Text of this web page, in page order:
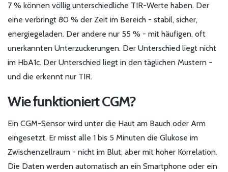
7 % können völlig unterschiedliche TIR-Werte haben. Der
eine verbringt 80 % der Zeit im Bereich - stabil, sicher,
energiegeladen. Der andere nur 55 % - mit häufigen, oft
unerkannten Unterzuckerungen. Der Unterschied liegt nicht
im HbA1c. Der Unterschied liegt in den täglichen Mustern -
und die erkennt nur TIR.
Wie funktioniert CGM?
Ein CGM-Sensor wird unter die Haut am Bauch oder Arm
eingesetzt. Er misst alle 1 bis 5 Minuten die Glukose im
Zwischenzellraum - nicht im Blut, aber mit hoher Korrelation.
Die Daten werden automatisch an ein Smartphone oder ein